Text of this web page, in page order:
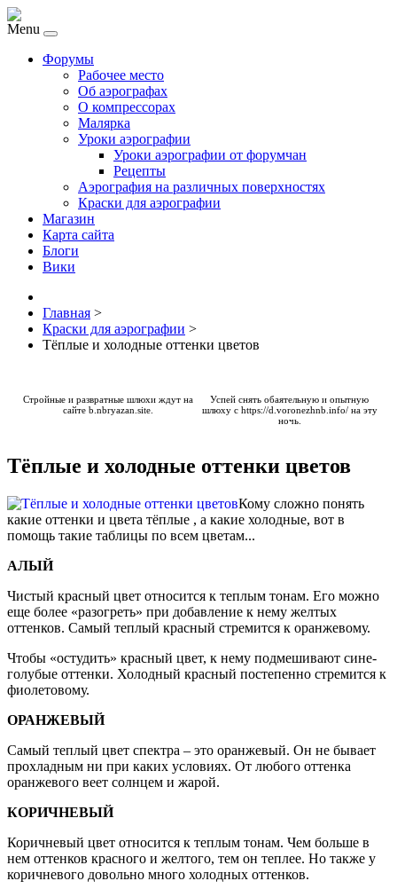
Menu
Форумы
Рабочее место
Об аэрографах
О компрессорах
Малярка
Уроки аэрографии
Уроки аэрографии от форумчан
Рецепты
Аэрография на различных поверхностях
Краски для аэрографии
Магазин
Карта сайта
Блоги
Вики
Главная >
Краски для аэрографии >
Тёплые и холодные оттенки цветов
Стройные и развратные шлюхи ждут на
сайте b.nbryazan.site.
Успей снять обаятельную и опытную
шлюху с https://d.voronezhnb.info/на эту
ночь.
Тёплые и холодные оттенки цветов
Кому сложно понять
какие оттенки и цвета тёплые , а какие холодные, вот в
помощь такие таблицы по всем цветам...
АЛЫЙ
Чистый красный цвет относится к теплым тонам. Его можно
еще более «разогреть» при добавление к нему желтых
оттенков. Самый теплый красный стремится к оранжевому.
Чтобы «остудить» красный цвет, к нему подмешивают сине-
голубые оттенки. Холодный красный постепенно стремится к
фиолетовому.
ОРАНЖЕВЫЙ
Самый теплый цвет спектра – это оранжевый. Он не бывает
прохладным ни при каких условиях. От любого оттенка
оранжевого веет солнцем и жарой.
КОРИЧНЕВЫЙ
Коричневый цвет относится к теплым тонам. Чем больше в
нем оттенков красного и желтого, тем он теплее. Но также у
коричневого довольно много холодных оттенков.